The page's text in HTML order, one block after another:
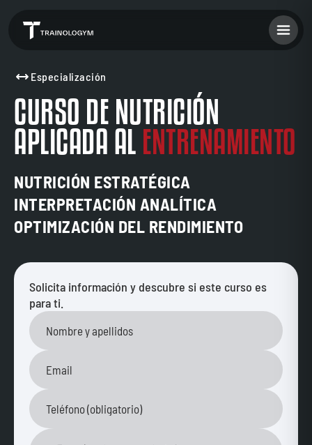
Especialización
CURSO DE NUTRICIÓN
APLICADA AL ENTRENAMIENTO
NUTRICIÓN ESTRATÉGICA
INTERPRETACIÓN ANALÍTICA
OPTIMIZACIÓN DEL RENDIMIENTO
Solicita información y descubre si este curso es
para ti.